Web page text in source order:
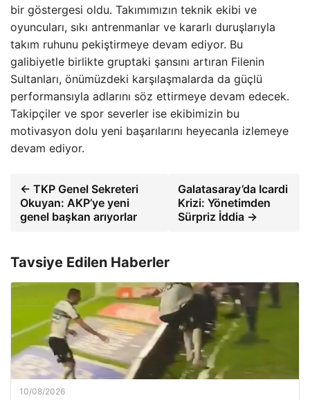
bir göstergesi oldu. Takımımızın teknik ekibi ve
oyuncuları, sıkı antrenmanlar ve kararlı duruşlarıyla
takım ruhunu pekiştirmeye devam ediyor. Bu
galibiyetle birlikte gruptaki şansını artıran Filenin
Sultanları, önümüzdeki karşılaşmalarda da güçlü
performansıyla adlarını söz ettirmeye devam edecek.
Takipçiler ve spor severler ise ekibimizin bu
motivasyon dolu yeni başarılarını heyecanla izlemeye
devam ediyor.
← TKP Genel Sekreteri
Okuyan: AKP’ye yeni
genel başkan arıyorlar
Galatasaray’da Icardi
Krizi: Yönetimden
Sürpriz İddia →
Tavsiye Edilen Haberler
10/08/2026